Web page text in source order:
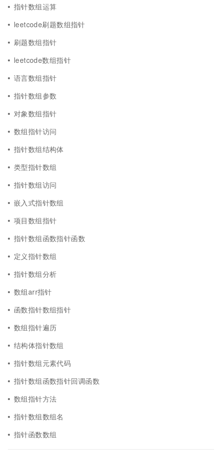
指针数组运算
leetcode刷题数组指针
刷题数组指针
leetcode数组指针
语言数组指针
指针数组参数
对象数组指针
数组指针访问
指针数组结构体
类型指针数组
指针数组访问
嵌入式指针数组
项目数组指针
指针数组函数指针函数
定义指针数组
指针数组分析
数组arr指针
函数指针数组指针
数组指针遍历
结构体指针数组
指针数组元素代码
指针数组函数指针回调函数
数组指针方法
指针数组数组名
指针函数数组